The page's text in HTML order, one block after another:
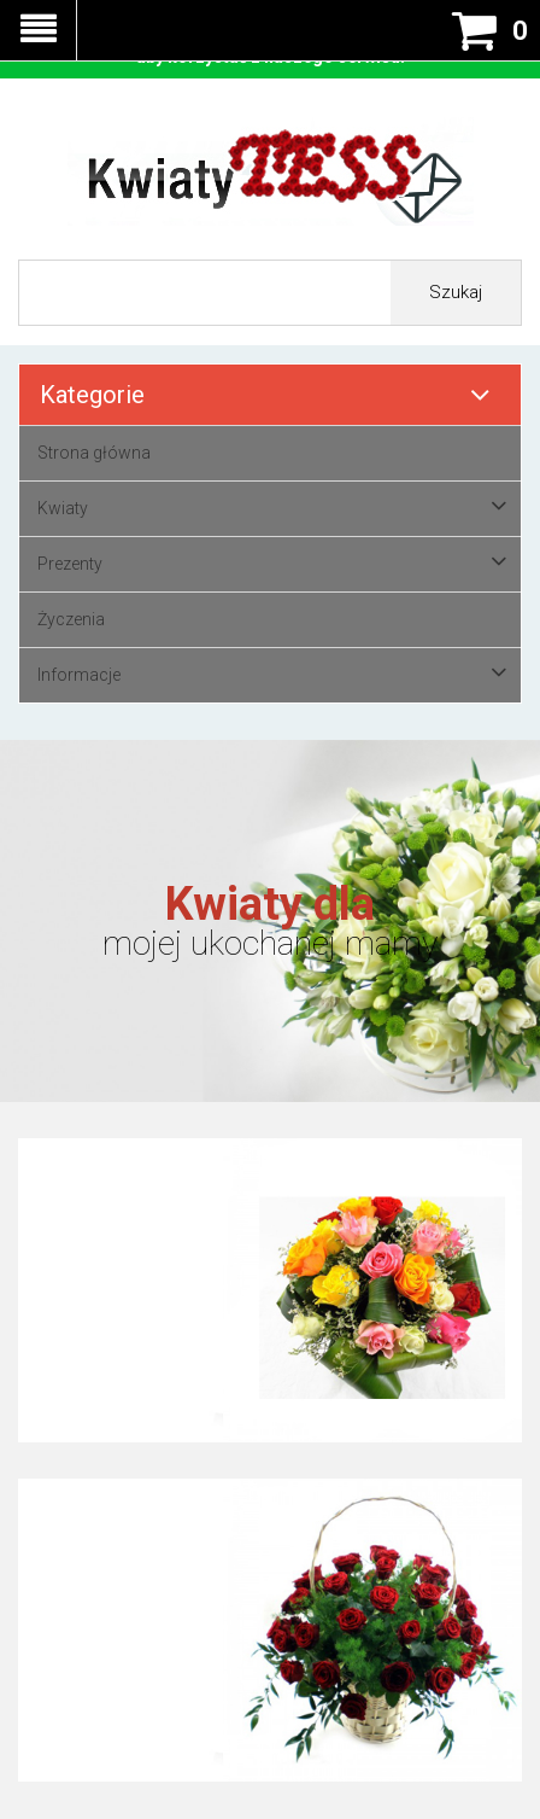
0
Szukaj
Kategorie
Strona główna
Kwiaty
Prezenty
Życzenia
Informacje
Kwiaty dla
mojej ukochanej mamy
Nasza strona korzysta z cookies - czyli tzw ciastek w celu
prawidłowego działania. Zaakceptuj przyjmowanie cookies
aby korzystać z naszego serwisu.